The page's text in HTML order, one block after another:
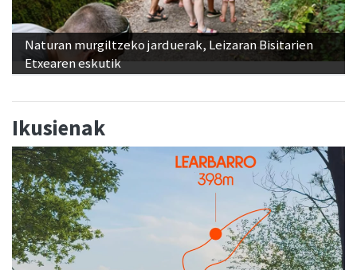
Naturan murgiltzeko jarduerak, Leizaran Bisitarien
Etxearen eskutik
Ikusienak